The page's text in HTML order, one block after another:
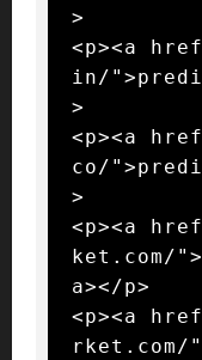
>
<p><a
in/
>
<p><a
co/
>
<p><a
ket.com/
a></p>
<p><a
rket.com/